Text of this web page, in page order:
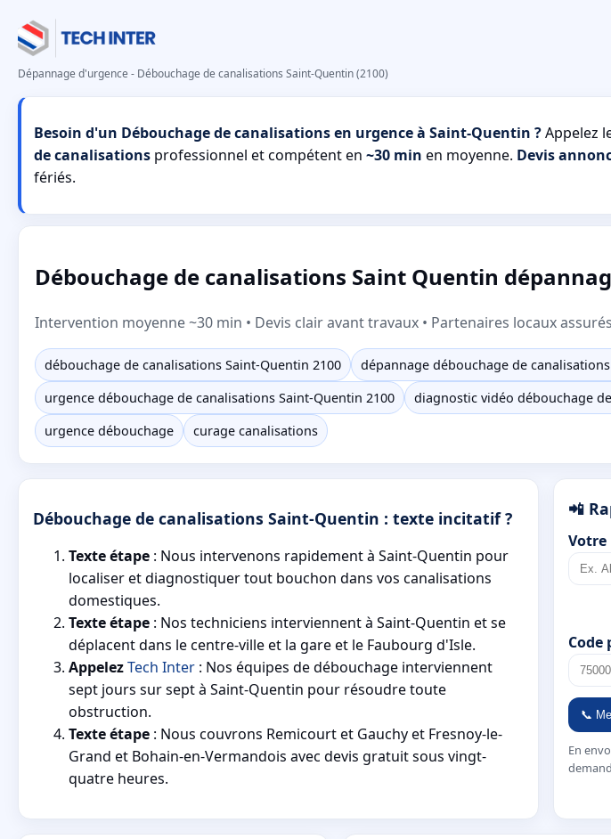
Dépannage d'urgence - Débouchage de canalisations Saint-Quentin (2100)
Besoin d'un Débouchage de canalisations en urgence à Saint-Quentin ?Appelez
de canalisations professionnel et compétent en ~30 min en moyenne. Devis
fériés.
Débouchage de canalisations Saint Quentin
Intervention moyenne ~30 min • Devis clair avant travaux • Partenaires locaux assurés
débouchage de canalisations Saint-Quentin 2100
dépannage débouchage de
urgence débouchage de canalisations Saint-Quentin 2100
diagnostic vidéo débouchage
urgence débouchage
curage canalisations
Débouchage de canalisations Saint-Quentin : texte incitatif ?
Texte étape : Nous intervenons rapidement à Saint-Quentin pour
localiser et diagnostiquer tout bouchon dans vos canalisations
domestiques.
Texte étape : Nos techniciens interviennent à Saint-Quentin et se
déplacent dans le centre-ville et la gare et le Faubourg d'Isle.
AppelezTech Inter : Nos équipes de débouchage interviennent
sept jours sur sept à Saint-Quentin pour résoudre toute
obstruction.
Texte étape : Nous couvrons Remicourt et Gauchy et Fresnoy-le-
Grand et Bohain-en-Vermandois avec devis gratuit sous vingt-
quatre heures.
📲
Votre
Code
📞
En